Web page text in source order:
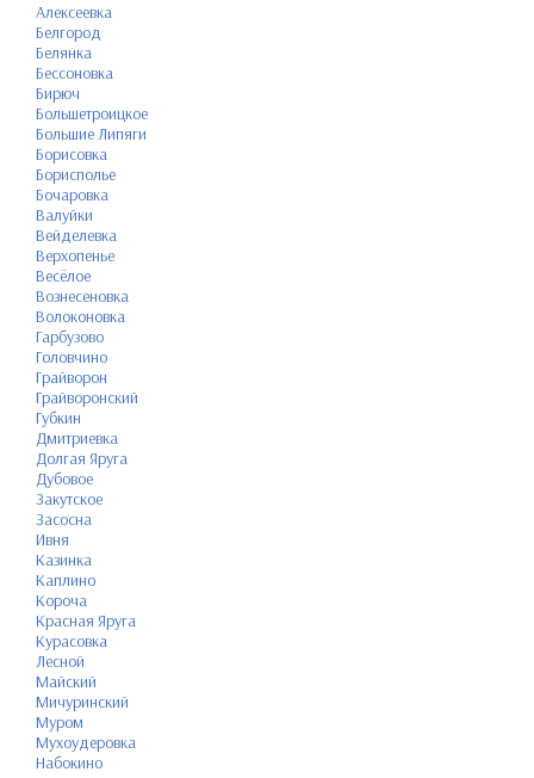
Алексеевка
Белгород
Белянка
Бессоновка
Бирюч
Большетроицкое
Большие Липяги
Борисовка
Борисполье
Бочаровка
Валуйки
Вейделевка
Верхопенье
Весёлое
Вознесеновка
Волоконовка
Гарбузово
Головчино
Грайворон
Грайворонский
Губкин
Дмитриевка
Долгая Яруга
Дубовое
Закутское
Засосна
Ивня
Казинка
Каплино
Короча
Красная Яруга
Курасовка
Лесной
Майский
Мичуринский
Муром
Мухоудеровка
Набокино